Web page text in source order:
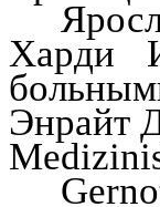
Харди
Энрайт